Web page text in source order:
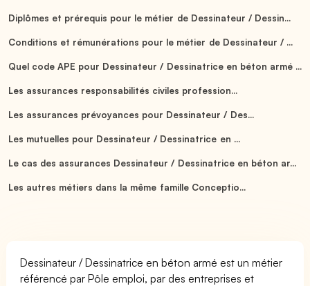
Diplômes et prérequis pour le métier de Dessinateur / Dessin...
Conditions et rémunérations pour le métier de Dessinateur / ...
Quel code APE pour Dessinateur / Dessinatrice en béton armé ...
Les assurances responsabilités civiles profession...
Les assurances prévoyances pour Dessinateur / Des...
Les mutuelles pour Dessinateur / Dessinatrice en ...
Le cas des assurances Dessinateur / Dessinatrice en béton ar...
Les autres métiers dans la même famille Conceptio...
Dessinateur / Dessinatrice en béton armé est un métier
référencé par Pôle emploi, par des entreprises et